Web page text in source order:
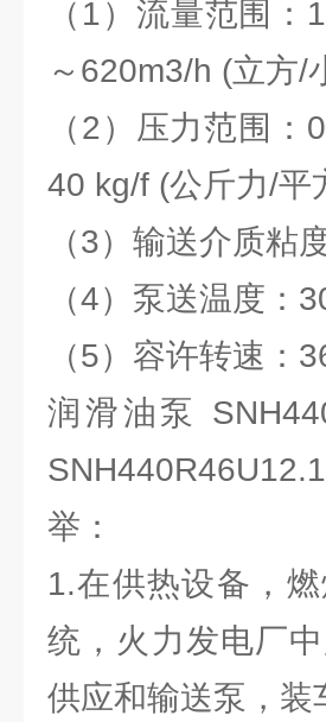
（1）流量范围
～620m3/h (立方/
（2）压力范围
40 kg/f (公斤力/平
（3）输送介质粘
（4）泵送温度
（5）容许转速：
润滑油泵
举：
1.在供热设备，
统，火力发电厂
供应和输送泵，装